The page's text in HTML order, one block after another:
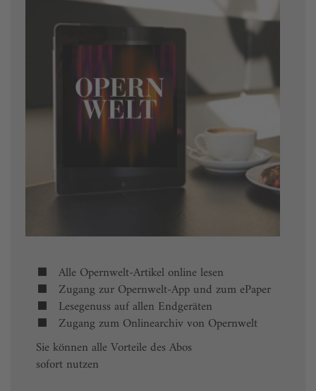
Alle Opernwelt-Artikel online lesen
Zugang zur Opernwelt-App und zum ePaper
Lesegenuss auf allen Endgeräten
Zugang zum Onlinearchiv von Opernwelt
Sie können alle Vorteile des Abos
sofort nutzen